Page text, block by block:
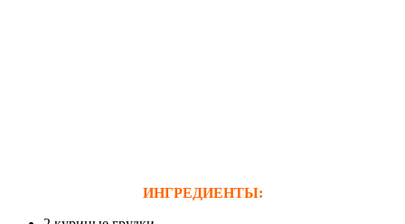
ИНГРЕДИЕНТЫ: